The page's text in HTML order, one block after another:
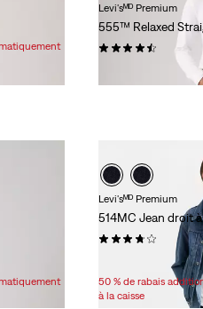
Levi'sᴹᴰ Premium
555™ Relaxed
(217)
Levi'sᴹᴰ Premium
514MC Jean droit
(110)
Price
is
Original
Price
108,00 $
50 % de rabais
à la caisse